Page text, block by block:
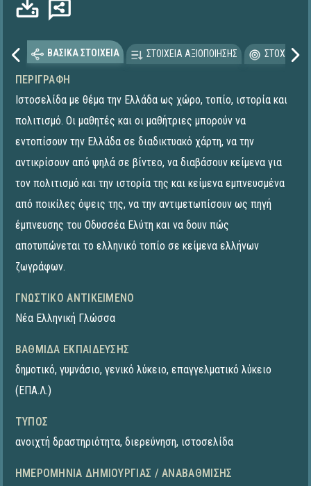
ΒΑΣΙΚΑ ΣΤΟΙΧΕΙΑ ΣΤΟΙΧΕΙΑ ΑΞΙΟΠΟΙΗΣΗΣ
ΠΕΡΙΓΡΑΦΉ
Ιστοσελίδα με θέμα την Ελλάδα ως χώρο, τοπίο, ιστορία και
πολιτισμό. Οι μαθητές και οι μαθήτριες μπορούν να
εντοπίσουν την Ελλάδα σε διαδικτυακό χάρτη, να την
αντικρίσουν από ψηλά σε βίντεο, να διαβάσουν κείμενα για
τον πολιτισμό και την ιστορία της και κείμενα εμπνευσμένα
από ποικίλες όψεις της, να την αντιμετωπίσουν ως πηγή
έμπνευσης του Οδυσσέα Ελύτη και να δουν πώς
αποτυπώνεται το ελληνικό τοπίο σε κείμενα ελλήνων
ζωγράφων.
ΓΝΩΣΤΙΚΌ ΑΝΤΙΚΕΊΜΕΝΟ
Νέα Ελληνική Γλώσσα
ΒΑΘΜΊΔΑ ΕΚΠΑΊΔΕΥΣΗΣ
δημοτικό, γυμνάσιο, γενικό λύκειο, επαγγελματικό λύκειο
(ΕΠΑ.Λ.)
ΤΎΠΟΣ
ανοιχτή δραστηριότητα, διερεύνηση, ιστοσελίδα
ΗΜΕΡΟΜΗΝΊΑ ΔΗΜΙΟΥΡΓΊΑΣ / ΑΝΑΒΆΘΜΙΣΗΣ